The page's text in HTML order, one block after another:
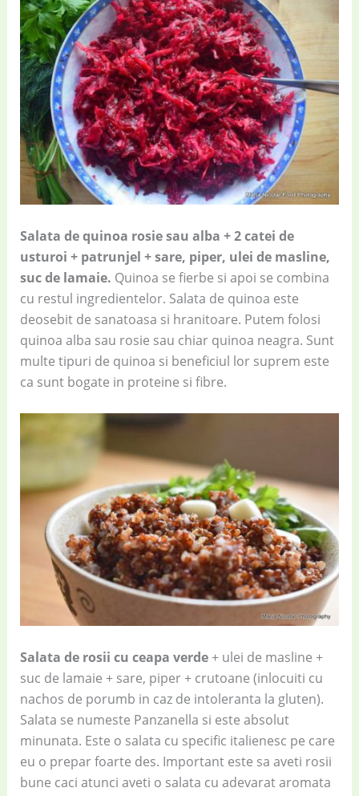
Salata de quinoa rosie sau alba + 2 catei de
usturoi + patrunjel + sare, piper, ulei de masline,
suc de lamaie. Quinoa se fierbe si apoi se combina
cu restul ingredientelor. Salata de quinoa este
deosebit de sanatoasa si hranitoare. Putem folosi
quinoa alba sau rosie sau chiar quinoa neagra. Sunt
multe tipuri de quinoa si beneficiul lor suprem este
ca sunt bogate in proteine si fibre.
Salata de rosii cu ceapa verde+ ulei de masline +
suc de lamaie + sare, piper + crutoane (inlocuiti cu
nachos de porumb in caz de intoleranta la gluten).
Salata se numeste Panzanella si este absolut
minunata. Este o salata cu specific italienesc pe care
eu o prepar foarte des. Important este sa aveti rosii
bune caci atunci aveti o salata cu adevarat aromata